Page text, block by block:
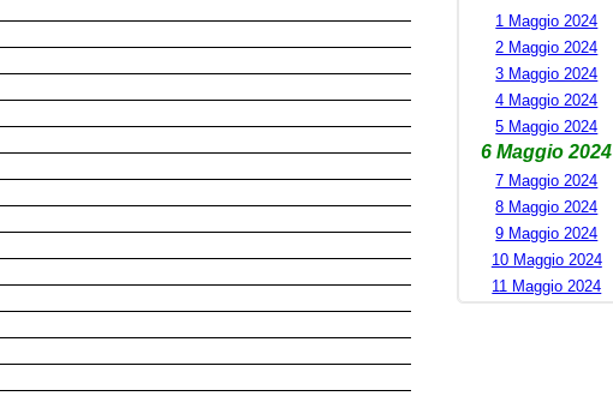
1 Maggio 2024
2 Maggio 2024
3 Maggio 2024
4 Maggio 2024
5 Maggio 2024
6 Maggio 2024
7 Maggio 2024
8 Maggio 2024
9 Maggio 2024
10 Maggio 2024
11 Maggio 2024